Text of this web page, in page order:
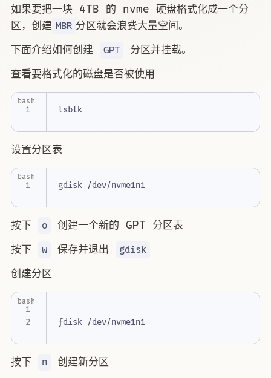
如果要把一块 4TB 的 nvme 硬盘格式化成一个分
区，创建 MBR 分区就会浪费大量空间。
下面介绍如何创建
GPT
分区并挂载。
查看要格式化的磁盘是否被使用
1
bash
设置分区表
1
bash
按下 o
创建一个新的 GPT 分区表
按下
w 保存并退出 gdisk
创建分区
1
2
bash
按下 n
创建新分区